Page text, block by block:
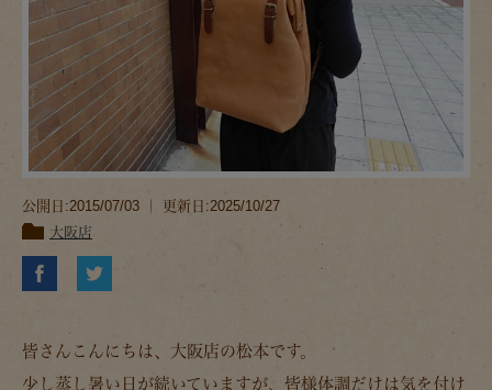
公開日:2015/07/03 ｜ 更新日:2025/10/27
大阪店
皆さんこんにちは、大阪店の松本です。
少し蒸し暑い日が続いていますが、皆様体調だけは気を付け